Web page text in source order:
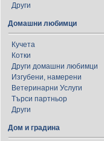
Други
Домашни любимци
Кучета
Котки
Други домашни любимци
Изгубени, намерени
Ветеринарни Услуги
Търси партньор
Други
Дом и градина